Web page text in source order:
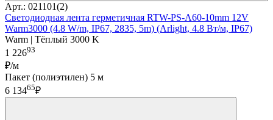
Арт.: 021101(2)
Светодиодная лента герметичная RTW-PS-A60-10mm 12V
Warm3000 (4.8 W/m, IP67, 2835, 5m) (Arlight, 4.8 Вт/м, IP67)
Warm | Тёплый 3000 K
1 22693
₽/м
Пакет (полиэтилен) 5 м
6 13465₽